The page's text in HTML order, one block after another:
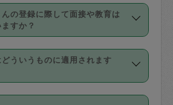
示されます。
２時間前後変更することが可
頼送信後、個別にタスカジさ
ージを送り調整してくださ
、２時間を越えての調整はで
スカジさんのプロフィールで
さい。
高所での作業や危険作業、屋
は対象外です。
長年の家事経験をお持ちの
・調理師といった資格者で保
の給食やレストランで料理関
に従事されていた方、日本で
スキーパーや英語の先生とし
しているフィリピン出身の
の登録に際して面接や教育は
すか？
、各自事務局との面接と説明
ます。その後、身分証明書の
していただいています。外国
ういうものに適用されます
スカジさんとの間でタスカジ